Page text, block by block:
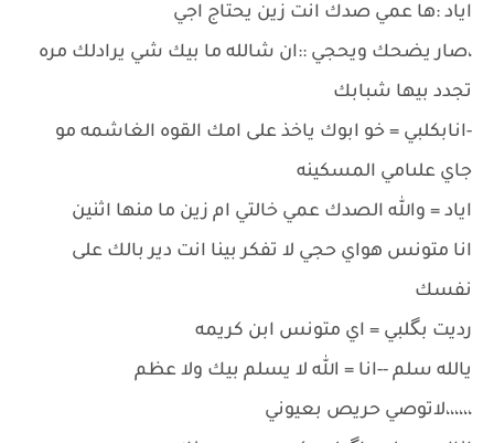
اياد :ها عمي صدك انت زين يحتاج اجي
،صار يضحك ويحجي ::ان شالله ما بيك شي يرادلك مره
تجدد بيها شبابك
-انابكلبي = خو ابوك ياخذ على امك القوه الغاشمه مو
جاي علىامي المسكينه
اياد = والله الصدك عمي خالتي ام زين ما منها اثنين
انا متونس هواي حجي لا تفكر بينا انت دير بالك على
نفسك
رديت بگلبي = اي متونس ابن كريمه
يالله سلم --انا = الله لا يسلم بيك ولا عظم
،،،،،،لاتوصي حريص بعيوني